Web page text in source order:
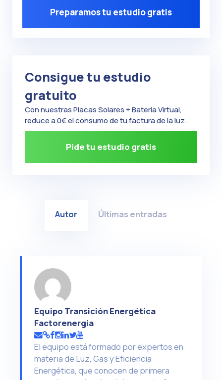
Preparamos tu estudio gratis
Consigue tu estudio
gratuito
Con nuestras Placas Solares + Batería Virtual,
reduce a 0€ el consumo de tu factura de la luz.
Pide tu estudio gratis
Autor Últimas entradas
Equipo Transición Energética
Factorenergia
El equipo está formado por expertos en
materia de Luz, Gas y Eficiencia
Energética, que conocen de primera